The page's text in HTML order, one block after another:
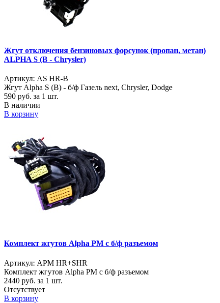
Жгут отключения бензиновых форсунок (пропан, метан)
ALPHA S (B - Chrysler)
Артикул: AS HR-B
Жгут Alpha S (B) - б/ф Газель next, Chrysler, Dodge
590 руб. за 1 шт.
В наличии
В корзину
Комплект жгутов Alpha PM с б/ф разъемом
Артикул: APM HR+SHR
Комплект жгутов Alpha PM с б/ф разъемом
2440 руб. за 1 шт.
Отсутствует
В корзину